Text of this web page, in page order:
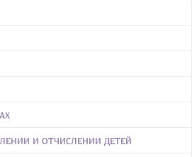
И ОТЧИСЛЕНИИ ДЕТЕЙ